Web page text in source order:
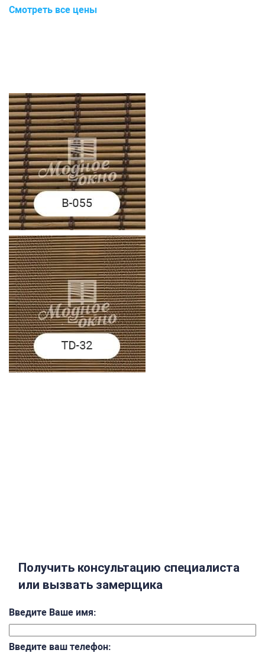
Смотреть все цены
Получить консультацию специалиста
или вызвать замерщика
Введите Ваше имя:
Введите ваш телефон: